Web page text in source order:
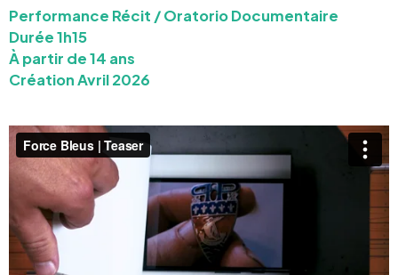
Performance Récit / Oratorio Documentaire
Durée 1h15
À partir de 14 ans
Création Avril 2026